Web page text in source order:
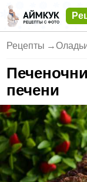
Рецепты →
печени